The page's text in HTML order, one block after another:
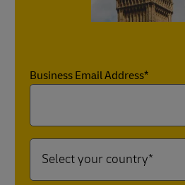
Business Email Address*